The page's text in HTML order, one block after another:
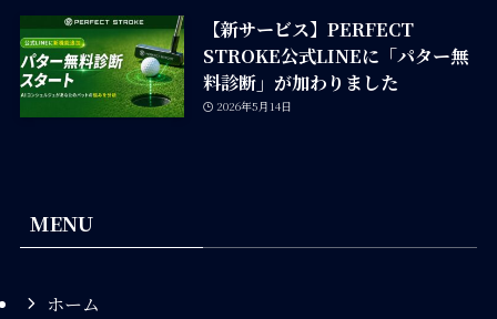
【新サービス】PERFECT
STROKE公式LINEに「パター無
料診断」が加わりました
2026年5月14日
MENU
ホーム